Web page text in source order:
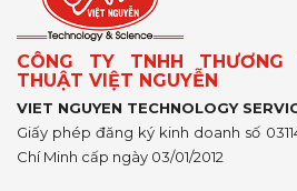
CÔNG TY TNHH
THUẬT VIỆT NGUYỄN
VIET NGUYEN TECHNOLOGY
Giấy phép đăng ký kinh doanh số
Chí Minh cấp ngày 03/01/2012